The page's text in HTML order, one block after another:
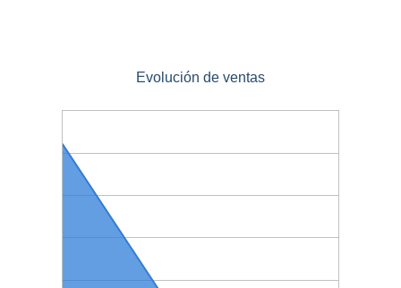
Evolución de ventas